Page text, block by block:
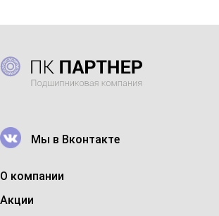
Мы в Вконтакте
О компании
Акции